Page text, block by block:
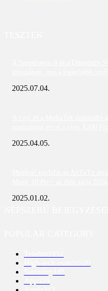
2025.07.04.
2025.04.05.
2025.01.02.